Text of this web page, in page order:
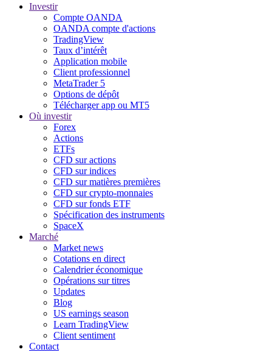
Investir
Compte OANDA
OANDA compte d'actions
TradingView
Taux d’intérêt
Application mobile
Client professionnel
MetaTrader 5
Options de dépôt
Télécharger app ou MT5
Où investir
Forex
Actions
ETFs
CFD sur actions
CFD sur indices
CFD sur matières premières
CFD sur crypto-monnaies
CFD sur fonds ETF
Spécification des instruments
SpaceX
Marché
Market news
Cotations en direct
Calendrier économique
Opérations sur titres
Updates
Blog
US earnings season
Learn TradingView
Client sentiment
Contact